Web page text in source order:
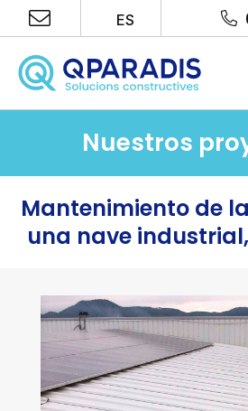
Saltar
al
contenido
ES
Nuestros
Mantenimiento de
una nave